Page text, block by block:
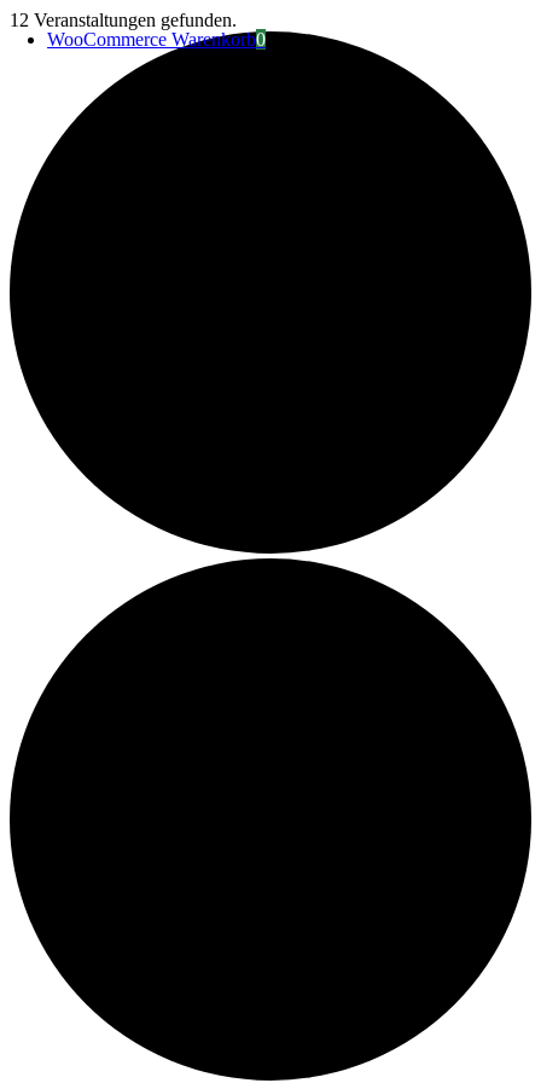
Zum
InhaltWooCommerce Warenkorb0
12 Veranstaltungen gefunden.